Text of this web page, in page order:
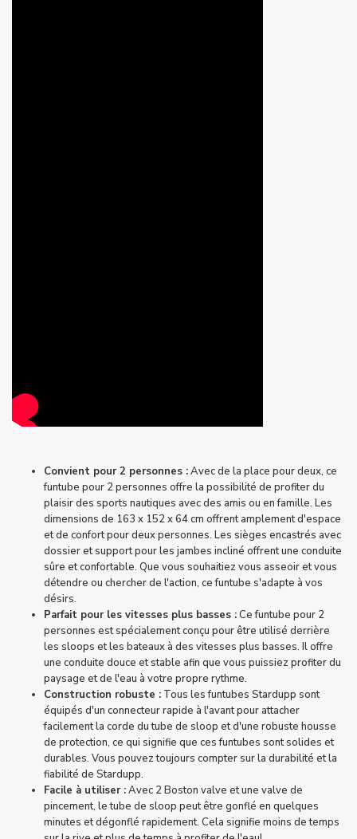
Convient pour 2 personnes :Avec de la place pour deux, ce
funtube pour 2 personnes offre la possibilité de profiter du
plaisir des sports nautiques avec des amis ou en famille. Les
dimensions de 163 x 152 x 64 cm offrent amplement d'espace
et de confort pour deux personnes. Les sièges encastrés avec
dossier et support pour les jambes incliné offrent une conduite
sûre et confortable. Que vous souhaitiez vous asseoir et vous
détendre ou chercher de l'action, ce funtube s'adapte à vos
désirs.
Parfait pour les vitesses plus basses :Ce funtube pour 2
personnes est spécialement conçu pour être utilisé derrière
les sloops et les bateaux à des vitesses plus basses. Il offre
une conduite douce et stable afin que vous puissiez profiter du
paysage et de l'eau à votre propre rythme.
Construction robuste : Tous lesfuntubes Stardupp sont
équipés d'un connecteur rapide à l'avant pour attacher
facilement la corde du tube de sloop et d'une robuste housse
de protection, ce qui signifie que ces funtubes sont solides et
durables. Vous pouvez toujours compter sur la durabilité et la
fiabilité de Stardupp.
Facile à utiliser :Avec 2Boston valve et une valve de
pincement, le tube de sloop peut être gonflé en quelques
minutes et dégonflé rapidement. Cela signifie moins de temps